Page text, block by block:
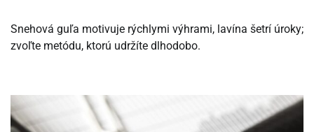
Snehová guľa motivuje rýchlymi výhrami, lavína šetrí úroky;
zvoľte metódu, ktorú udržíte dlhodobo.